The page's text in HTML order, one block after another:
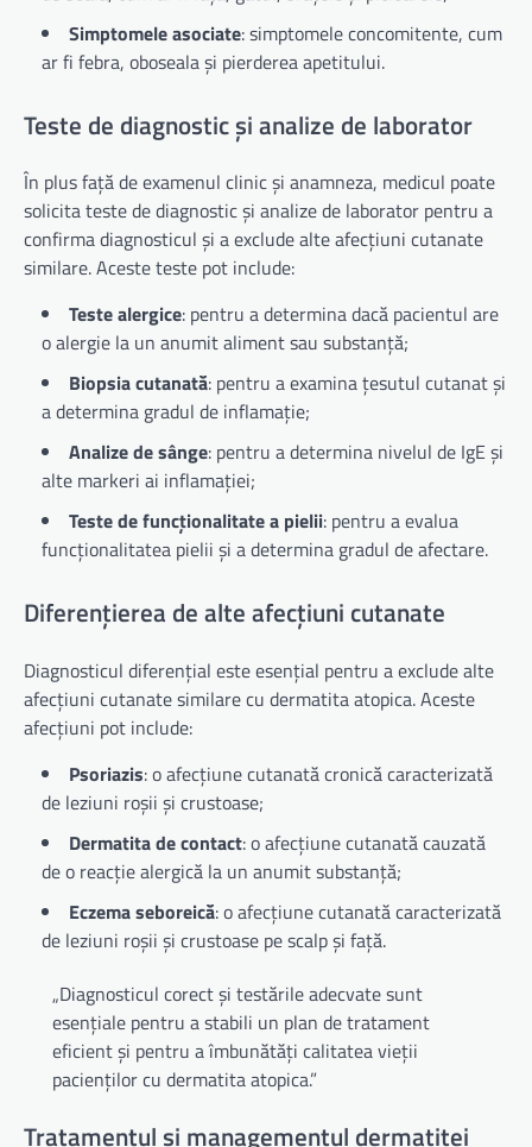
Simptomele asociate: simptomele concomitente, cum
ar fi febra, oboseala și pierderea apetitului.
Teste de diagnostic și analize de laborator
În plus față de examenul clinic și anamneza, medicul poate
solicita teste de diagnostic și analize de laborator pentru a
confirma diagnosticul și a exclude alte afecțiuni cutanate
similare. Aceste teste pot include:
Teste alergice: pentru a determina dacă pacientul are
o alergie la un anumit aliment sau substanță;
Biopsia cutanată: pentru a examina țesutul cutanat și
a determina gradul de inflamație;
Analize de sânge: pentru a determina nivelul de IgE și
alte markeri ai inflamației;
Teste de funcționalitate a pielii: pentru a evalua
funcționalitatea pielii și a determina gradul de afectare.
Diferențierea de alte afecțiuni cutanate
Diagnosticul diferențial este esențial pentru a exclude alte
afecțiuni cutanate similare cu dermatita atopica. Aceste
afecțiuni pot include:
Psoriazis: o afecțiune cutanată cronică caracterizată
de leziuni roșii și crustoase;
Dermatita de contact: o afecțiune cutanată cauzată
de o reacție alergică la un anumit substanță;
Eczema seboreică: o afecțiune cutanată caracterizată
de leziuni roșii și crustoase pe scalp și față.
„Diagnosticul corect și testările adecvate sunt
esențiale pentru a stabili un plan de tratament
eficient și pentru a îmbunătăți calitatea vieții
pacienților cu dermatita atopica.”
Tratamentul și managementul dermatitei